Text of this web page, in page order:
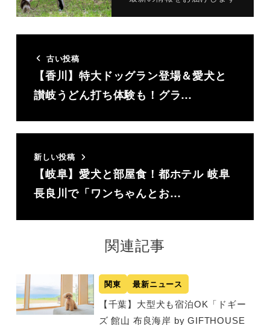
古い投稿
【香川】特大ドッグラン登場＆愛犬と
讃岐うどん打ち体験も！グラ…
新しい投稿
【岐阜】愛犬と部屋食！都ホテル 岐阜
長良川で「ワンちゃんとお…
関連記事
関東 最新ニュース
【千葉】大型犬も宿泊OK「ドギー
ズ 館山 布良海岸 by GIFTHOUSE